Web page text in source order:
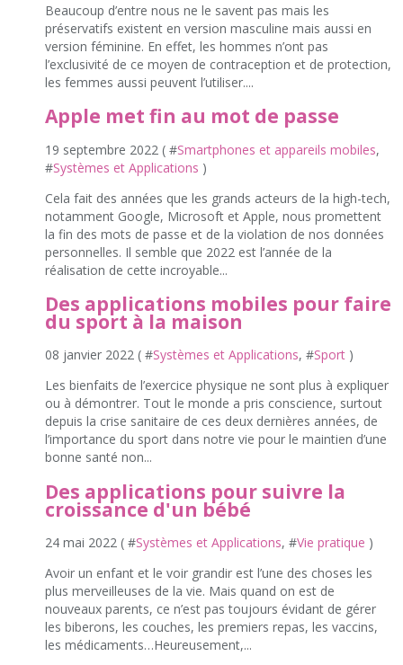
Beaucoup d’entre nous ne le savent pas mais les
préservatifs existent en version masculine mais aussi en
version féminine. En effet, les hommes n’ont pas
l’exclusivité de ce moyen de contraception et de protection,
les femmes aussi peuvent l’utiliser....
Apple met fin au mot de passe
19 septembre 2022 ( #Smartphones et appareils mobiles,
#Systèmes et Applications )
Cela fait des années que les grands acteurs de la high-tech,
notamment Google, Microsoft et Apple, nous promettent
la fin des mots de passe et de la violation de nos données
personnelles. Il semble que 2022 est l’année de la
réalisation de cette incroyable...
Des applications mobiles pour faire
du sport à la maison
08 janvier 2022 ( #Systèmes et Applications, #Sport )
Les bienfaits de l’exercice physique ne sont plus à expliquer
ou à démontrer. Tout le monde a pris conscience, surtout
depuis la crise sanitaire de ces deux dernières années, de
l’importance du sport dans notre vie pour le maintien d’une
bonne santé non...
Des applications pour suivre la
croissance d'un bébé
24 mai 2022 ( #Systèmes et Applications, #Vie pratique )
Avoir un enfant et le voir grandir est l’une des choses les
plus merveilleuses de la vie. Mais quand on est de
nouveaux parents, ce n’est pas toujours évidant de gérer
les biberons, les couches, les premiers repas, les vaccins,
les médicaments…Heureusement,...